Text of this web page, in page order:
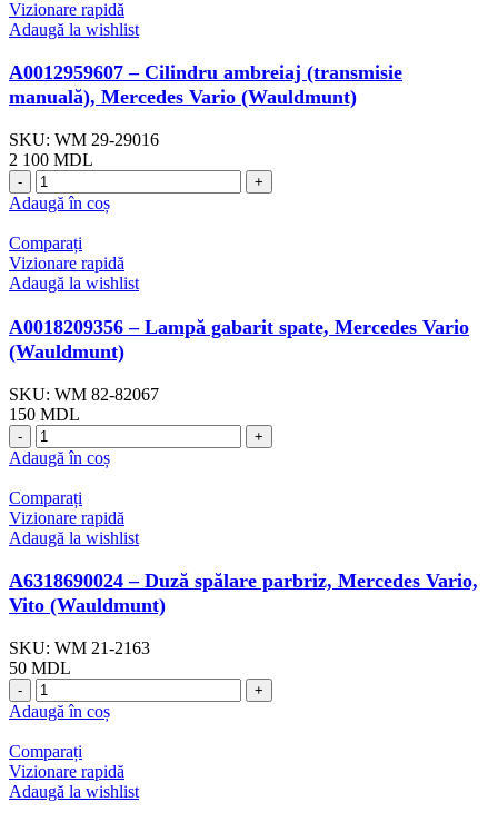
Vizionare rapidă
Adaugă la wishlist
A0012959607 – Cilindru ambreiaj (transmisie
manuală), Mercedes Vario (Wauldmunt)
SKU: WM 29-29016
2 100 MDL
Adaugă în coș
Comparați
Vizionare rapidă
Adaugă la wishlist
A0018209356 – Lampă gabarit spate, Mercedes Vario
(Wauldmunt)
SKU: WM 82-82067
150 MDL
Adaugă în coș
Comparați
Vizionare rapidă
Adaugă la wishlist
A6318690024 – Duză spălare parbriz, Mercedes Vario,
Vito (Wauldmunt)
SKU: WM 21-2163
50 MDL
Adaugă în coș
Comparați
Vizionare rapidă
Adaugă la wishlist